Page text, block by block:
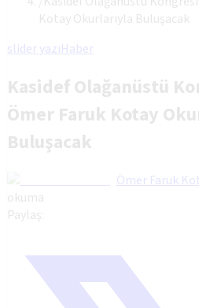
Kotay Okurlarıyla Buluşacak
slider yazıHaber
Kasidef Olağanüstü
Ömer Faruk Kotay
Buluşacak
Ömer Faruk
okuma
Paylaş: